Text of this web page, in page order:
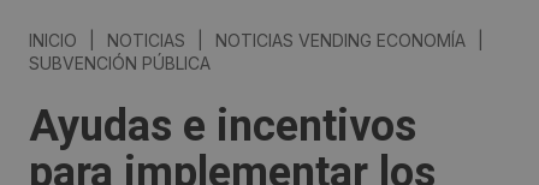
INICIO NOTICIAS NOTICIAS VENDING ECONOMÍA
SUBVENCIÓN PÚBLICA
Ayudas e incentivos
para implementar los